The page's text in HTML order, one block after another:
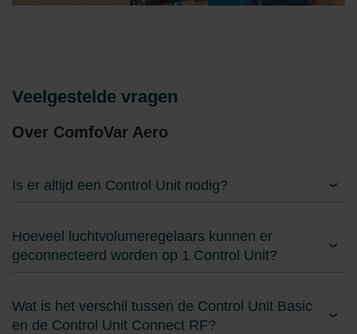
Veelgestelde vragen
Over ComfoVar Aero
Is er altijd een Control Unit nodig?
Hoeveel luchtvolumeregelaars kunnen er
geconnecteerd worden op 1 Control Unit?
Wat is het verschil tussen de Control Unit Basic
en de Control Unit Connect RF?